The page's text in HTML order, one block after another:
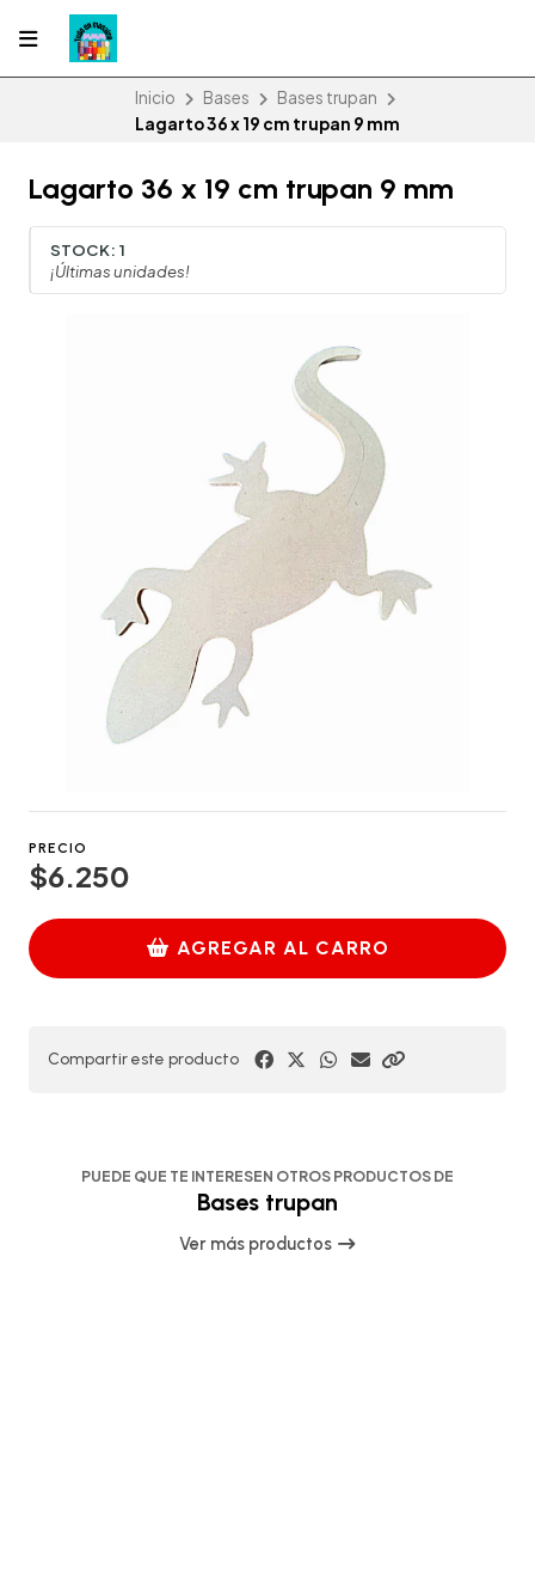
Inicio Bases
Bases trupan
Lagarto 36 x 19 cm trupan 9 mm
Lagarto 36 x 19 cm trupan 9 mm
STOCK: 1
¡Últimas unidades!
PRECIO
$6.250
AGREGAR AL CARRO
Compartir este producto
PUEDE QUE TE INTERESEN OTROS PRODUCTOS DE
Bases trupan
Ver más productos